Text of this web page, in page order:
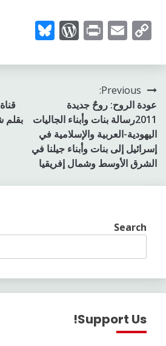
Copy
Email
Print
تصفّح
المقالات
Previous:
عودة الروح: روحٌ جديدة
2011رسالة بنات وأبناء الجاليات
اليهودية-العربية والإسلامية في
إسرائيل إلى بنات وأبناء جيلنا في
الشرق الأوسط وشمال إفريقيا
Search
Support Us!